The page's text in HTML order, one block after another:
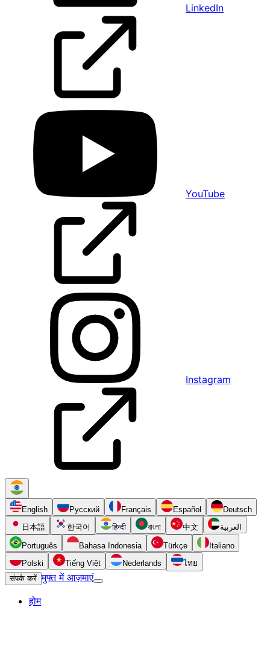
LinkedIn
YouTube
Instagram
English Русский Français Español
Deutsch
日本語
한국어 हिन्दी বাংলা 中文 العربية
Português Bahasa Indonesia Türkçe
Italiano
Polski
Tiếng Việt Nederlands
ไทย
संपर्क करें मुफ्त में आज़माएं
होम